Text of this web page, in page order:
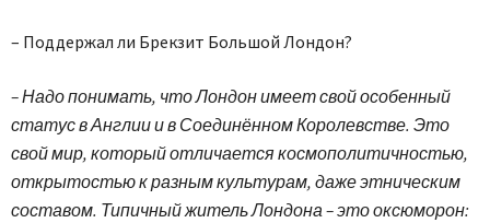
– Поддержал ли Брекзит Большой Лондон?
– Надо понимать, что Лондон имеет свой особенный
статус в Англии и в Соединённом Королевстве. Это
свой мир, который отличается космополитичностью,
открытостью к разным культурам, даже этническим
составом. Типичный житель Лондона – это оксюморон: